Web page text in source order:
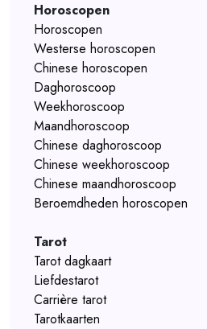
Horoscopen
Horoscopen
Westerse horoscopen
Chinese horoscopen
Daghoroscoop
Weekhoroscoop
Maandhoroscoop
Chinese daghoroscoop
Chinese weekhoroscoop
Chinese maandhoroscoop
Beroemdheden horoscopen
Tarot
Tarot dagkaart
Liefdestarot
Carrière tarot
Tarotkaarten